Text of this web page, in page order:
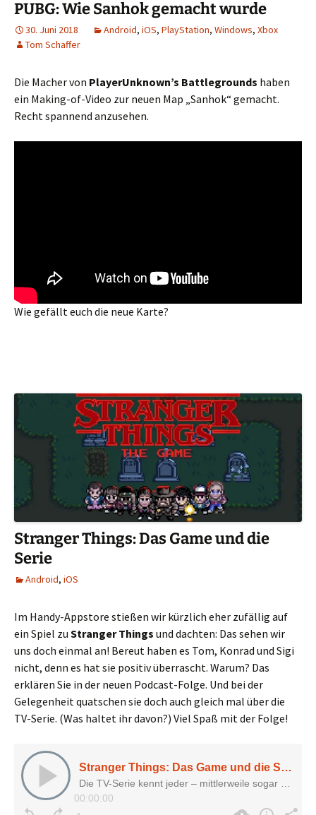
PUBG: Wie Sanhok gemacht wurde
30. Juni 2018 Android, iOS, PlayStation, Windows, Xbox
Tom Schaffer
Die Macher von PlayerUnknown’s Battlegrounds haben
ein Making-of-Video zur neuen Map „Sanhok“ gemacht.
Recht spannend anzusehen.
Wie gefällt euch die neue Karte?
Stranger Things: Das Game und die
Serie
Android, iOS
Im Handy-Appstore stießen wir kürzlich eher zufällig auf
ein Spiel zu Stranger Things und dachten: Das sehen wir
uns doch einmal an! Bereut haben es Tom, Konrad und Sigi
nicht, denn es hat sie positiv überrascht. Warum? Das
erklären Sie in der neuen Podcast-Folge. Und bei der
Gelegenheit quatschen sie doch auch gleich mal über die
TV-Serie. (Was haltet ihr davon?) Viel Spaß mit der Folge!